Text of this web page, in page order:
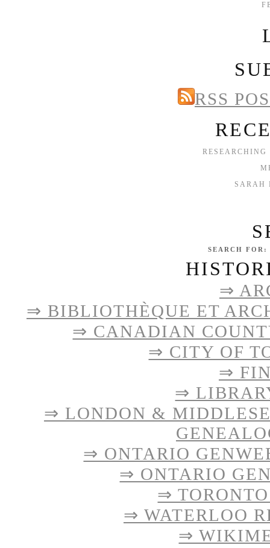
RSS
SARAH
SEARCH FOR:
⇒
⇒ BIBLIOTHÈQUE ET
⇒ CANADIAN
⇒ CITY OF
⇒
⇒
⇒ LONDON &
⇒ ONTARIO
⇒ ONTARIO
⇒
⇒ WATERLOO
⇒